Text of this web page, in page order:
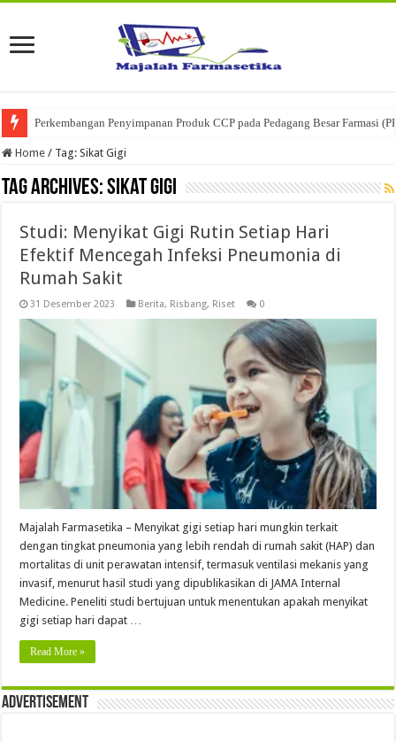
Perkembangan Penyimpanan Produk CCP pada Pedagang Besar Farmasi
Home / Tag:Sikat Gigi
Tag Archives:Sikat Gigi
Studi: Menyikat Gigi Rutin Setiap Hari
Efektif Mencegah Infeksi Pneumonia di
Rumah Sakit
31 Desember 2023 Berita, Risbang, Riset 0
Majalah Farmasetika – Menyikat gigi setiap hari mungkin terkait
dengan tingkat pneumonia yang lebih rendah di rumah sakit (HAP) dan
mortalitas di unit perawatan intensif, termasuk ventilasi mekanis yang
invasif, menurut hasil studi yang dipublikasikan di JAMA Internal
Medicine. Peneliti studi bertujuan untuk menentukan apakah menyikat
gigi setiap hari dapat …
Read More »
Advertisement